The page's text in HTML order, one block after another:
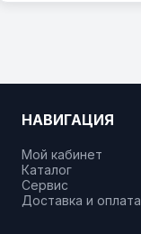
НАВИГАЦИЯ
Мой кабинет
Каталог
Сервис
Доставка и оплата